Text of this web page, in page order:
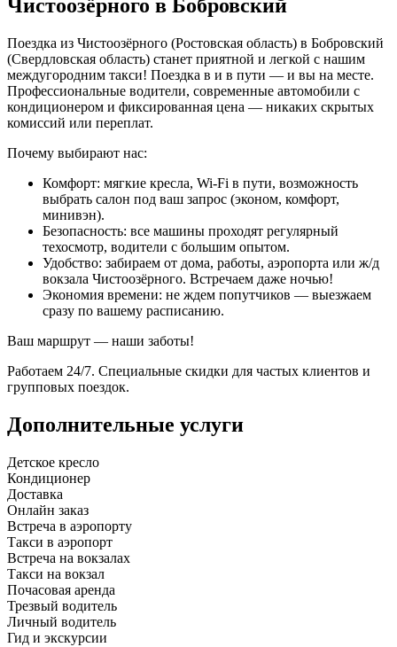
Чистоозёрного в Бобровский
Поездка из Чистоозёрного (Ростовская область) в Бобровский
(Свердловская область) станет приятной и легкой с нашим
междугородним такси! Поездка в и в пути — и вы на месте.
Профессиональные водители, современные автомобили с
кондиционером и фиксированная цена — никаких скрытых
комиссий или переплат.
Почему выбирают нас:
Комфорт: мягкие кресла, Wi-Fi в пути, возможность
выбрать салон под ваш запрос (эконом, комфорт,
минивэн).
Безопасность: все машины проходят регулярный
техосмотр, водители с большим опытом.
Удобство: забираем от дома, работы, аэропорта или ж/д
вокзала Чистоозёрного. Встречаем даже ночью!
Экономия времени: не ждем попутчиков — выезжаем
сразу по вашему расписанию.
Ваш маршрут — наши заботы!
Работаем 24/7. Специальные скидки для частых клиентов и
групповых поездок.
Дополнительные услуги
Детское кресло
Кондиционер
Доставка
Онлайн заказ
Встреча в аэропорту
Такси в аэропорт
Встреча на вокзалах
Такси на вокзал
Почасовая аренда
Трезвый водитель
Личный водитель
Гид и экскурсии